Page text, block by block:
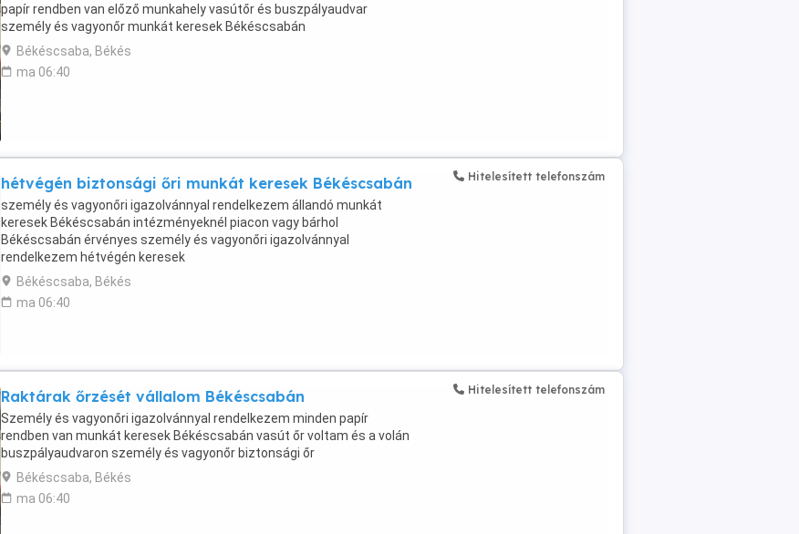
papír rendben van előző munkahely vasútőr és buszpályaudvar
személy és vagyonőr munkát keresek Békéscsabán
Békéscsaba, Békés
ma 06:40
hétvégén biztonsági őri munkát keresek Békéscsabán
személy és vagyonőri igazolvánnyal rendelkezem állandó munkát
keresek Békéscsabán intézményeknél piacon vagy bárhol
Békéscsabán érvényes személy és vagyonőri igazolvánnyal
rendelkezem hétvégén keresek
Békéscsaba, Békés
ma 06:40
Hitelesített telefonszám
Raktárak őrzését vállalom Békéscsabán
Személy és vagyonőri igazolvánnyal rendelkezem minden papír
rendben van munkát keresek Békéscsabán vasút őr voltam és a volán
buszpályaudvaron személy és vagyonőr biztonsági őr
Békéscsaba, Békés
ma 06:40
Hitelesített telefonszám